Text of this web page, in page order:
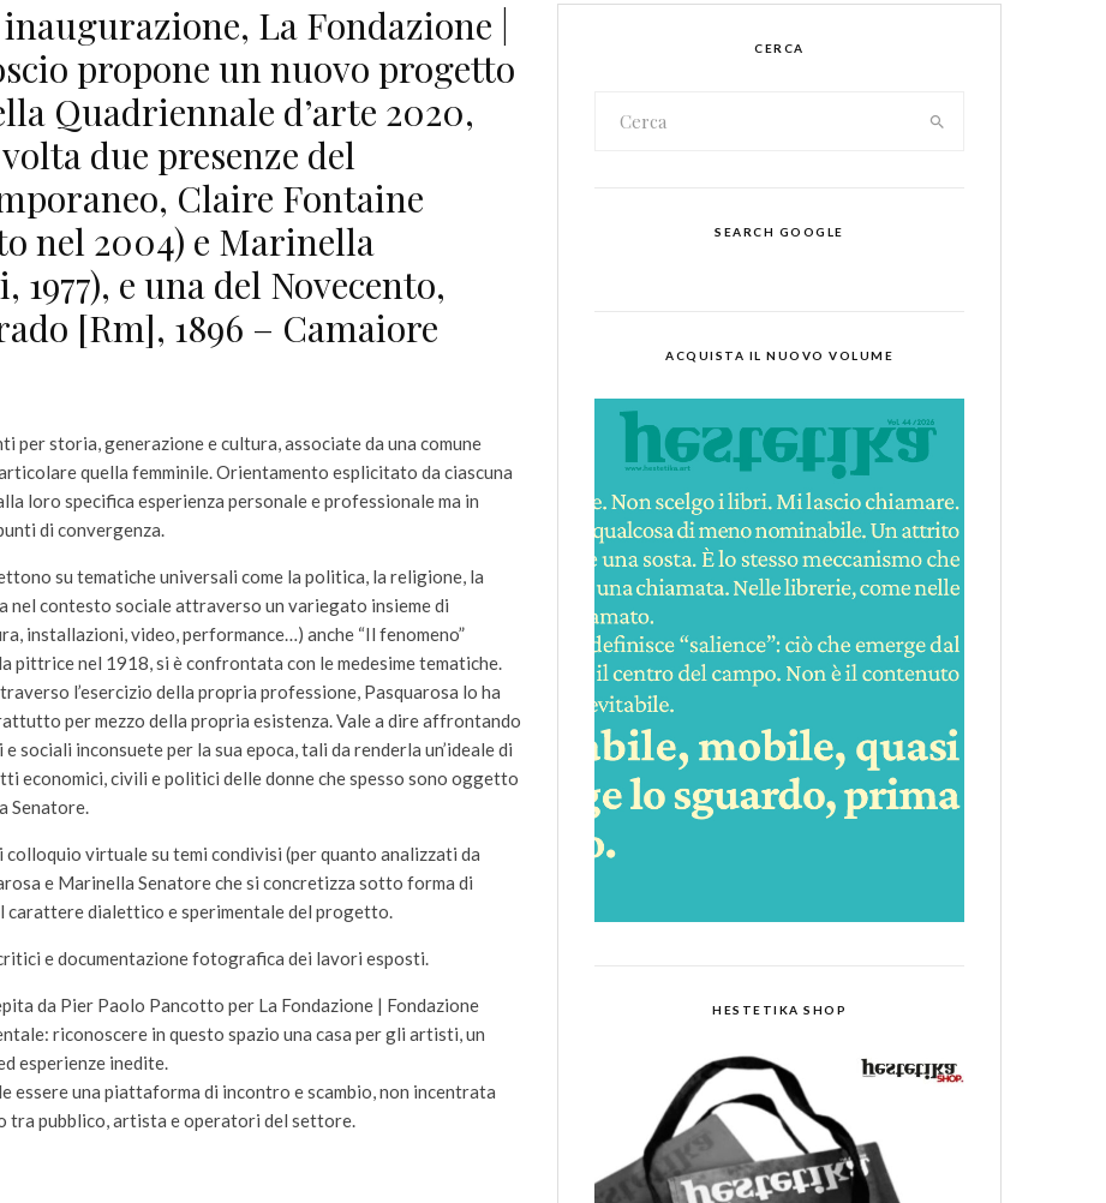
La Fondazione |
propone un nuovo progetto
Quadriennale d’arte 2020,
due presenze del
Claire Fontaine
nel 2004) e Marinella
1977), e una del Novecento,
[Rm], 1896 – Camaiore
per storia, generazione e cultura, associate da una comune
quella femminile. Orientamento esplicitato da ciascuna
loro specifica esperienza personale e professionale ma in
di convergenza.
su tematiche universali come la politica, la religione, la
nel contesto sociale attraverso un variegato insieme di
installazioni, video, performance…) anche “Il fenomeno”
pittrice nel 1918, si è confrontata con le medesime tematiche.
l’esercizio della propria professione, Pasquarosa lo ha
per mezzo della propria esistenza. Vale a dire affrontando
sociali inconsuete per la sua epoca, tali da renderla un’ideale di
economici, civili e politici delle donne che spesso sono oggetto
Senatore.
colloquio virtuale su temi condivisi (per quanto analizzati da
e Marinella Senatore che si concretizza sotto forma di
carattere dialettico e sperimentale del progetto.
e documentazione fotografica dei lavori esposti.
da Pier Paolo Pancotto per La Fondazione | Fondazione
riconoscere in questo spazio una casa per gli artisti, un
esperienze inedite.
essere una piattaforma di incontro e scambio, non incentrata
tra pubblico, artista e operatori del settore.
CERCA
SEARCH GOOGLE
ACQUISTA IL NUOVO VOLUME
HESTETIKA SHOP